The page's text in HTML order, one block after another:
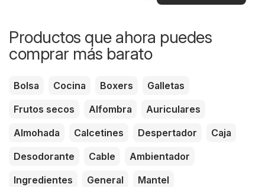
Productos que ahora puedes
comprar más barato
Bolsa Cocina Boxers
Galletas
Frutos secos
Alfombra
Auriculares
Almohada
Calcetines Despertador
Caja
Desodorante
Cable
Ambientador
Ingredientes
General
Mantel